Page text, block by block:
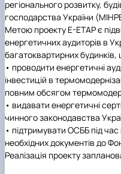
регіонального розвитку,
господарства України
Метою проекту E-ETAP є
енергетичних аудиторів в
багатоквартирних
• проводити енергетичні
інвестицій в
повним обсягом
• видавати енергетичні
чинного законодавства
• підтримувати ОСББ під
необхідних документів до
Реалізація проекту